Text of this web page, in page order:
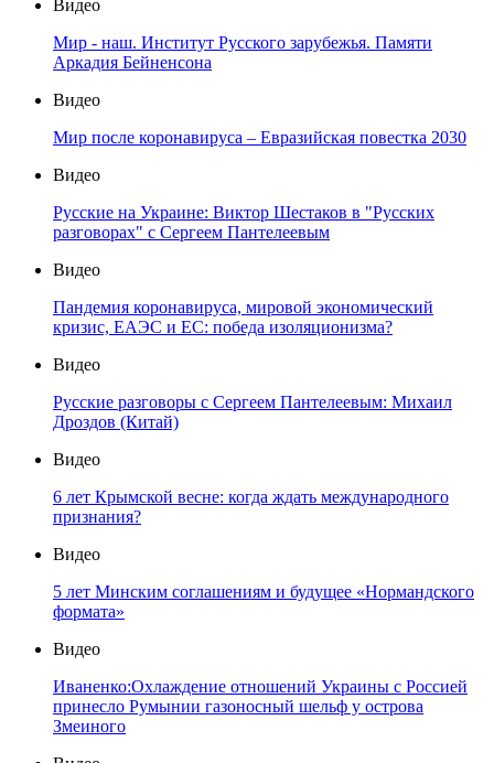
Видео
Мир - наш. Институт Русского зарубежья. Памяти
Аркадия Бейненсона
Видео
Мир после коронавируса – Евразийская повестка 2030
Видео
Русские на Украине: Виктор Шестаков в "Русских
разговорах" с Сергеем Пантелеевым
Видео
Пандемия коронавируса, мировой экономический
кризис, ЕАЭС и ЕС: победа изоляционизма?
Видео
Русские разговоры с Сергеем Пантелеевым: Михаил
Дроздов (Китай)
Видео
6 лет Крымской весне: когда ждать международного
признания?
Видео
5 лет Минским соглашениям и будущее «Нормандского
формата»
Видео
Иваненко:Охлаждение отношений Украины с Россией
принесло Румынии газоносный шельф у острова
Змеиного